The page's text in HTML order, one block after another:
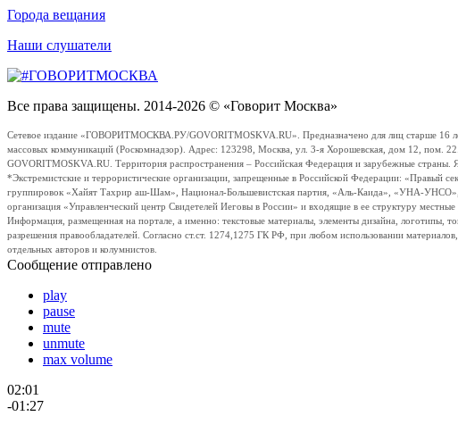
Города вещания
Наши слушатели
Все права защищены. 2014-2026 © «Говорит Москва»
Сетевое издание «ГОВОРИТМОСКВА.РУ/GOVORITMOSKVA.RU». Предназначено для лиц старше 16
массовых коммуникаций (Роскомнадзор). Адрес: 123298, Москва, ул. 3-я Хорошевская, дом 12, пом.
GOVORITMOSKVA.RU. Территория распространения – Российская Федерация и зарубежные
*Экстремистские и террористические организации, запрещенные в Российской Федерации:
группировок «Хайят Тахрир аш-Шам», Национал-Большевистская партия, «Аль-Каида», «УНА-
организация «Управленческий центр Свидетелей Иеговы в России» и входящие в ее структуру местные
Информация, размещенная на портале, а именно: текстовые материалы, элементы дизайна, логотипы,
разрешения правообладателей. Согласно ст.ст. 1274,1275 ГК РФ, при любом использовании
отдельных авторов и колумнистов.
Сообщение отправлено
play
pause
mute
unmute
max volume
02:01
-01:27